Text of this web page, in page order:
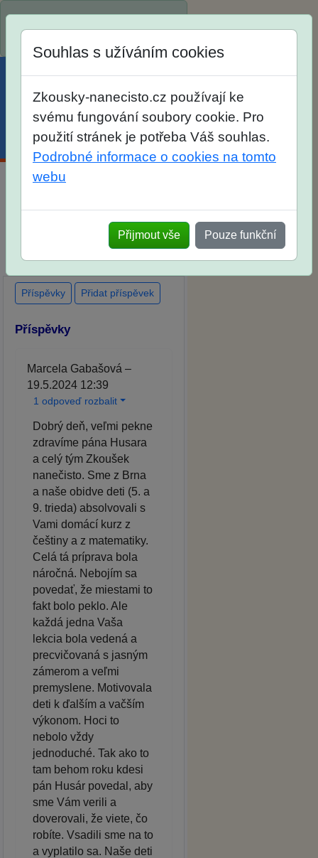
Menu Účet Košík
po skutečných přijímacích
zkouškách
Souhlas s užíváním cookies
Zkousky-nanecisto.cz používají ke
svému fungování soubory cookie. Pro
použití stránek je potřeba Váš souhlas.
Podrobné informace o cookies na tomto
webu
Přijmout vše Pouze funkční
Příspěvky Přidat příspěvek
Příspěvky
Marcela Gabašová –
19.5.2024 12:39
1 odpoveď rozbalit
Dobrý deň, veľmi pekne
zdravíme pána Husara
a celý tým Zkoušek
nanečisto. Sme z Brna
a naše obidve deti (5. a
9. trieda) absolvovali s
Vami domácí kurz z
češtiny a z matematiky.
Celá tá príprava bola
náročná. Nebojím sa
povedať, že miestami to
fakt bolo peklo. Ale
každá jedna Vaša
lekcia bola vedená a
precvičovaná s jasným
zámerom a veľmi
premyslene. Motivovala
deti k ďalším a vačším
výkonom. Hoci to
nebolo vždy
jednoduché. Tak ako to
tam behom roku kdesi
pán Husár povedal, aby
sme Vám verili a
doverovali, že viete, čo
robíte. Vsadili sme na to
a vyplatilo sa. Naše deti